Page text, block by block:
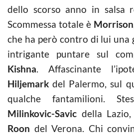
dello scorso anno in salsa
Scommessa totale è Morrison
che ha però contro di lui una
intrigante puntare sul
Kishna . Affascinante
Hiljemark del Palermo, sul
qualche fantamilioni.
Milinkovic-Savic della
Roon del Verona. Chi